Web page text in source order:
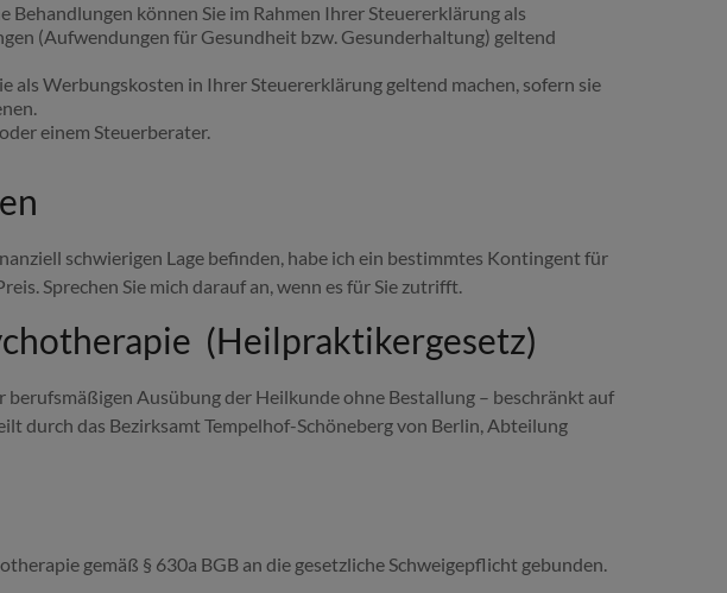
können Sie im Rahmen Ihrer Steuererklärung als
(Aufwendungen für Gesundheit bzw. Gesunderhaltung) geltend
als Werbungskosten in Ihrer Steuererklärung geltend machen, sofern sie
einem Steuerberater.
schwierigen Lage befinden, habe ich ein bestimmtes Kontingent für
Sprechen Sie mich darauf an, wenn es für Sie zutrifft.
(Heilpraktikergesetz)
berufsmäßigen Ausübung der Heilkunde ohne Bestallung – beschränkt auf
durch das Bezirksamt Tempelhof-Schöneberg von Berlin, Abteilung
gemäß § 630a BGB an die gesetzliche Schweigepflicht gebunden.